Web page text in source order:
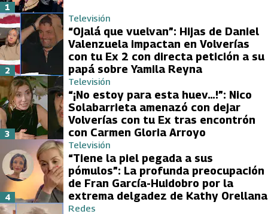
1
Televisión
“Ojalá que vuelvan”: Hijas de Daniel
Valenzuela impactan en Volverías
con tu Ex 2 con directa petición a su
papá sobre Yamila Reyna
2
Televisión
“¡No estoy para esta huev…!”: Nico
Solabarrieta amenazó con dejar
Volverías con tu Ex tras encontrón
con Carmen Gloria Arroyo
3
Televisión
“Tiene la piel pegada a sus
pómulos”: La profunda preocupación
de Fran García-Huidobro por la
extrema delgadez de Kathy Orellana
4
Redes